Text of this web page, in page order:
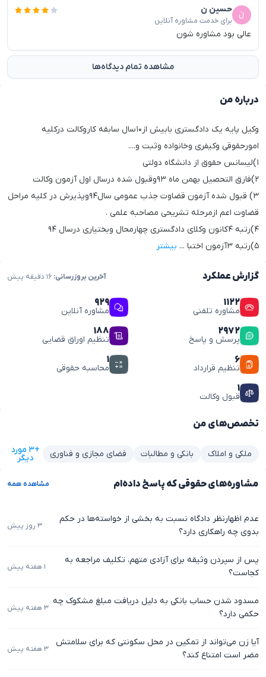
حسین ن
برای خدمت مشاوره آنلاین
عالی بود مشاوره شون
مشاهده تمام دیدگاه‌ها
درباره من
وکیل پایه یک دادگستری بابیش از۱۰سال سابقه کاروکالت درکلیه
امورحقوقی وکیفری وخانواده وثبت و....
۱)لیسانس حقوق از دانشگاه دولتی
۲)فارق التحصیل بهمن ماه ۹۳وقبول شده درسال اول آزمون وکالت
۳) قبول شده آزمون قضاوت جذب عمومی سال۹۴وپذیرش در کلیه مراحل
قضاوت اعم ازمرحله تشریحی مصاحبه علمی .
۴)رتبه ۴کانون وکلای دادگستری چهارمحال وبختیاری درسال ۹۴
۵)رتبه ۳آزمون اختبا
... بیشتر
گزارش عملکرد آخرین بروزرسانی:
۱۱۲۲
مشاوره تلفنی
۹۲۹
مشاوره آنلاین
۲۹۷۲
پرسش و پاسخ
۱۸۸
تنظیم اوراق قضایی
۶
تنظیم قرارداد
۱
محاسبه حقوقی
۱
قبول وکالت
تخصص‌های من
ملکی و املاک بانکی و مطالبات فضای مجازی و فناوری +۳ مورد
دیگر
مشاوره‌های حقوقی که پاسخ داده‌ام مشاهده همه
عدم اظهارنظر دادگاه نسبت به بخشی از خواسته‌ها در حکم
بدوی چه راهکاری دارد؟
۳ روز پیش
پس از سپردن وثیقه برای آزادی متهم، تکلیف مراجعه به
کجاست؟
۱ هفته پیش
مسدود شدن حساب بانکی به دلیل دریافت مبلغ مشکوک چه
حکمی دارد؟
۳ هفته پیش
آیا زن می‌تواند از تمکین در محل سکونتی که برای سلامتش
مضر است امتناع کند؟
۳ هفته پیش